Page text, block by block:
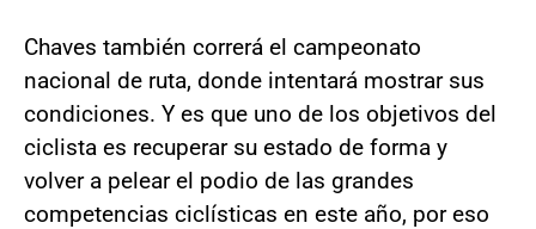
Chaves también correrá el campeonato
nacional de ruta, donde intentará mostrar sus
condiciones. Y es que uno de los objetivos del
ciclista es recuperar su estado de forma y
volver a pelear el podio de las grandes
competencias ciclísticas en este año, por eso